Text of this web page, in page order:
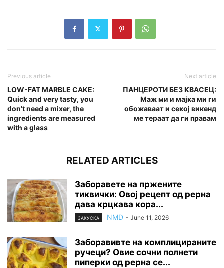
Previous article
LOW-FAT MARBLE CAKE:
Quick and very tasty, you
don’t need a mixer, the
ingredients are measured
with a glass
Next article
ПАНЦЕРОТИ БЕЗ КВАСЕЦ:
Маж ми и мајка ми ги
обожаваат и секој викенд
ме тераат да ги правам
RELATED ARTICLES
Заборавете на пржените
тиквички: Овој рецепт од рерна
дава крцкава кора...
ЗАКУСКА NMD - June 11, 2026
Заборавивте на комплицираните
ручеци? Овие сочни полнети
пиперки од рерна се...